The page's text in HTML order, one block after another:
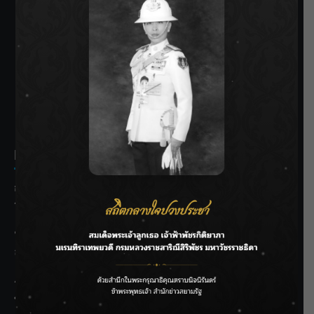
SIAMRATH VARIETY
THE BEST ENTERTAINMENT
Recent Posts
กรมชลฯ รับฟังประชาชน ติดตามแก้ปัญหาโครงการประตู
ระบายน้ำศรีสองรักฯ
‘แมน การิน’ แชร์ความเชื่อชวนคิด! “อยากกินอะไรหลังจาก
ลาโลกนี้ ให้ใส่บาตรสิ่งนั้นไว้ตอนยังมีชีวิต”
ราชเลขานุการในพระองค์ฯ ติดตามโครงการหุบกะพง–ห้วย
ทรายใต้ เสริมความมั่นคงน้ำเพชรบุรี